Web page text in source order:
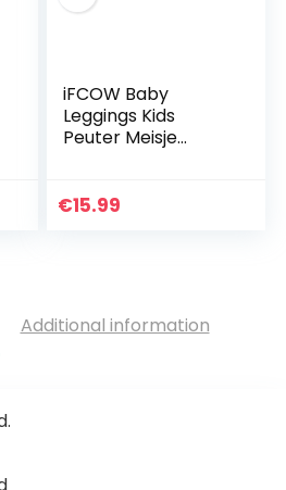
iFCOW Baby
Leggings Kids
Peuter Meisje
Lange Broek voor
€15.99
Additional information